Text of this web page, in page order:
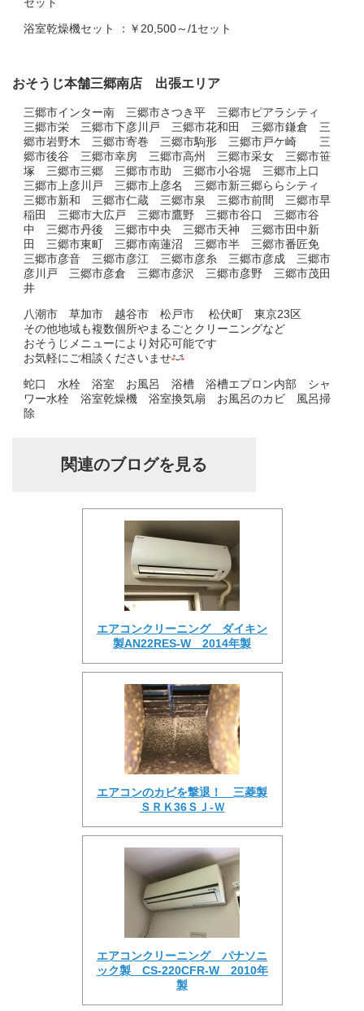
セット
浴室乾燥機セット ：￥20,500～/1セット
おそうじ本舗三郷南店 出張エリア
三郷市インター南 三郷市さつき平 三郷市ピアラシティ
三郷市栄 三郷市下彦川戸 三郷市花和田 三郷市鎌倉 三
郷市岩野木 三郷市寄巻 三郷市駒形 三郷市戸ケ崎 三
郷市後谷 三郷市幸房 三郷市高州 三郷市采女 三郷市笹
塚 三郷市三郷 三郷市市助 三郷市小谷堀 三郷市上口
三郷市上彦川戸 三郷市上彦名 三郷市新三郷ららシティ
三郷市新和 三郷市仁蔵 三郷市泉 三郷市前間 三郷市早
稲田 三郷市大広戸 三郷市鷹野 三郷市谷口 三郷市谷
中 三郷市丹後 三郷市中央 三郷市天神 三郷市田中新
田 三郷市東町 三郷市南蓮沼 三郷市半 三郷市番匠免
三郷市彦音 三郷市彦江 三郷市彦糸 三郷市彦成 三郷市
彦川戸 三郷市彦倉 三郷市彦沢 三郷市彦野 三郷市茂田
井
八潮市 草加市 越谷市 松戸市 松伏町 東京23区
その他地域も複数個所やまるごとクリーニングなど
おそうじメニューにより対応可能です
お気軽にご相談くださいませ
蛇口 水栓 浴室 お風呂 浴槽 浴槽エプロン内部 シャ
ワー水栓 浴室乾燥機 浴室換気扇 お風呂のカビ 風呂掃
除
関連のブログを見る
エアコンクリーニング ダイキン
製AN22RES-W 2014年製
エアコンのカビを撃退！ 三菱製
ＳＲＫ36ＳＪ-Ｗ
エアコンクリーニング パナソニ
ック製 CS-220CFR-W 2010年
製